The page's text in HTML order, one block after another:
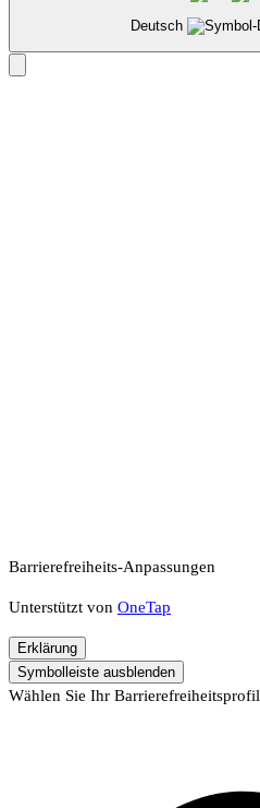
Deutsch
Barrierefreiheits-Anpassungen
Unterstützt von OneTap
Erklärung
Symbolleiste ausblenden
Wählen Sie Ihr Barrierefreiheitsprofil